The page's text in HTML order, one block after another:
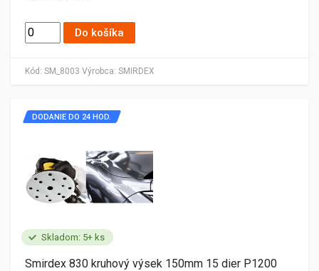
Kód: SM_8003 Výrobca: SMIRDEX
Do košíka
Skladom: 5+ ks
DODANIE DO 24 HOD.
Smirdex 830 kruhový výsek 150mm 15 dier P1200